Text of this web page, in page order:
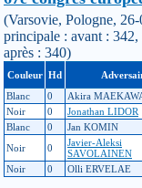
(Varsovie, Pologne,
principale : avant :
après : 340)
Couleur Hd
Blanc
0 Akira
Noir
0 Jonathan LIDOR
Blanc
0 Jan KOMIN
Noir
0
Javier-Aleksi
SAVOLAINEN
Noir
0 Olli ERVELAE